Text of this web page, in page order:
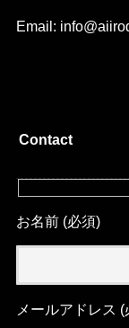
Email:
Contact
お名前 (必須)
メールアドレス (